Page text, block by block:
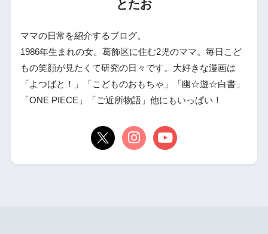
とたお
ママの日常を紹介するブログ。
1986年生まれの女。葛飾区に住む2児のママ。毎日こど
もの笑顔が見たくて研究の日々です。大好きな漫画は
「よつばと！」「こどものおもちゃ」「幽☆遊☆白書」
「ONE PIECE」「ご近所物語」他にもいっぱい！